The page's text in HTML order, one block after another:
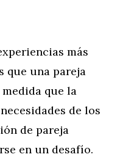
más
que una pareja
que la
de los
de pareja
en un desafío.